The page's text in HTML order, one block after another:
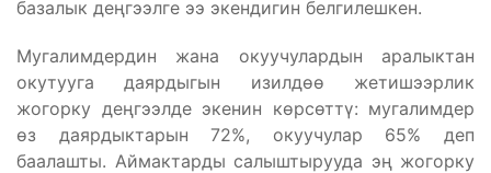
базалык деңгээлге ээ экендигин белгилешкен.
Мугалимдердин жана окуучулардын аралыктан
окутууга даярдыгын изилдөө жетишээрлик
жогорку деңгээлде экенин көрсөттү: мугалимдер
өз даярдыктарын 72%, окуучулар 65% деп
баалашты. Аймактарды салыштырууда эң жогорку